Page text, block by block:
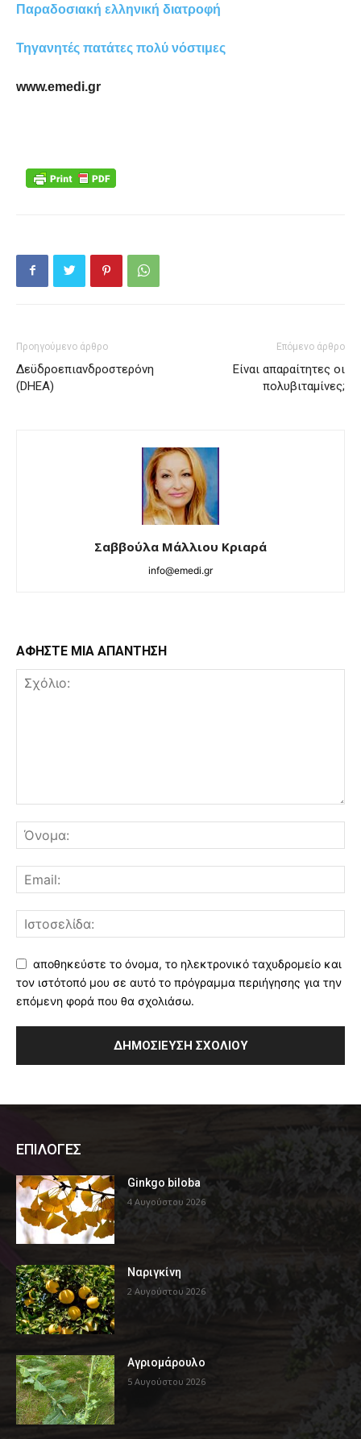
Παραδοσιακή ελληνική διατροφή
Τηγανητές πατάτες πολύ νόστιμες
www.emedi.gr
Προηγούμενο άρθρο
Δεϋδροεπιανδροστερόνη
(DHEA)
Επόμενο άρθρο
Είναι απαραίτητες οι
πολυβιταμίνες;
Σαββούλα Μάλλιου Κριαρά
info@emedi.gr
ΑΦΗΣΤΕ ΜΙΑ ΑΠΑΝΤΗΣΗ
αποθηκεύστε το όνομα, το ηλεκτρονικό ταχυδρομείο και
τον ιστότοπό μου σε αυτό το πρόγραμμα περιήγησης για την
επόμενη φορά που θα σχολιάσω.
ΕΠΙΛΟΓΕΣ
Ginkgo biloba
4 Αυγούστου 2026
Ναριγκίνη
2 Αυγούστου 2026
Αγριομάρουλο
5 Αυγούστου 2026